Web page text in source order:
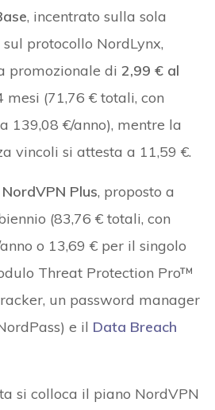
, incentrato sulla sola
protocollo NordLynx,
promozionale di2,99 € al
(71,76 € totali, con
139,08 €/anno), mentre la
vincoli si attesta a 11,59 €.
NordVPN Plus, proposto a
(83,76 € totali, con
o 13,69 € per il singolo
Threat Protection Pro™
un password manager
e il Data Breach
si colloca il piano NordVPN